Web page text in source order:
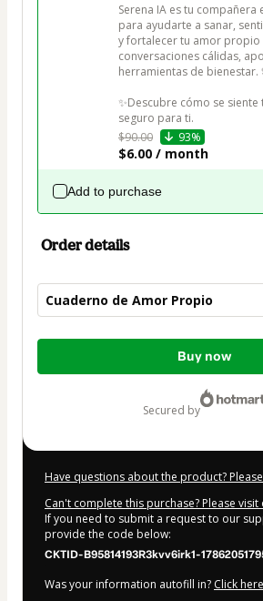
Serena IA es tu
para ayudarte a sanar,
y fortalecer tu amor propio
conversaciones cálidas,
herramientas de bienestar.
✨Descubre cómo se
seguro para ti.
$90.00
93%
$6.00 / month
Add to purchase
Order details
Cuaderno de Amor Propio
Total
$8.00
Buy now
secured by
Have questions about the product?
Can't complete this purchase? Please
If you need to submit a request to our
provide the code below:
CKTID-B95814193R3kvv6irk1-
Was your information autofill in? Click